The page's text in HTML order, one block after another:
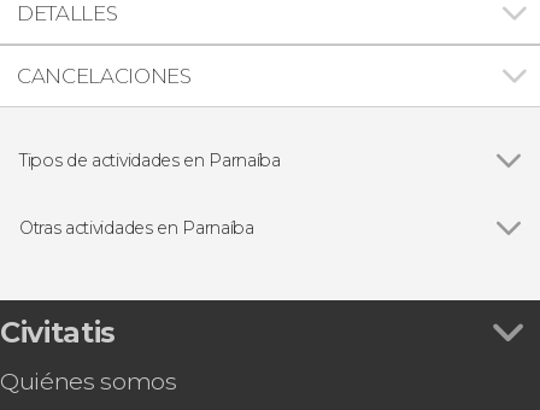
DETALLES
CANCELACIONES
Tipos de actividades en Parnaíba
Otras actividades en Parnaíba
Tour en quad por los Lençóis Piauienses
Safari nocturno por el delta del Parnaíba
Civitatis
Quiénes somos